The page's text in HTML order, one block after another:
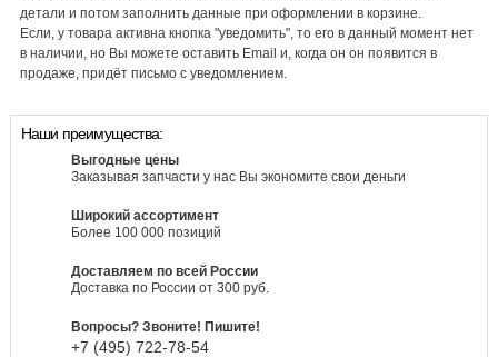
детали и потом заполнить данные при оформлении в корзине.
Если, у товара активна кнопка "уведомить", то его в данный момент нет
в наличии, но Вы можете оставить Email и, когда он он появится в
продаже, придёт письмо с уведомлением.
Наши преимущества:
Выгодные цены
Заказывая запчасти у нас Вы экономите свои деньги
Широкий ассортимент
Более 100 000 позиций
Доставляем по всей России
Доставка по России от 300 руб.
Вопросы? Звоните! Пишите!
+7 (495) 722-78-54